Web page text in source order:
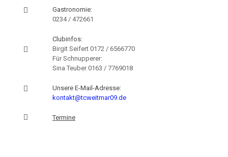
Gastronomie:
0234 / 472661
Clubinfos:
Birgit Seifert 0172 / 6566770
Für Schnupperer:
Sina Teuber0163 / 7769018
Unsere E-Mail-Adresse:
kontakt@tcweitmar09.de
Termine